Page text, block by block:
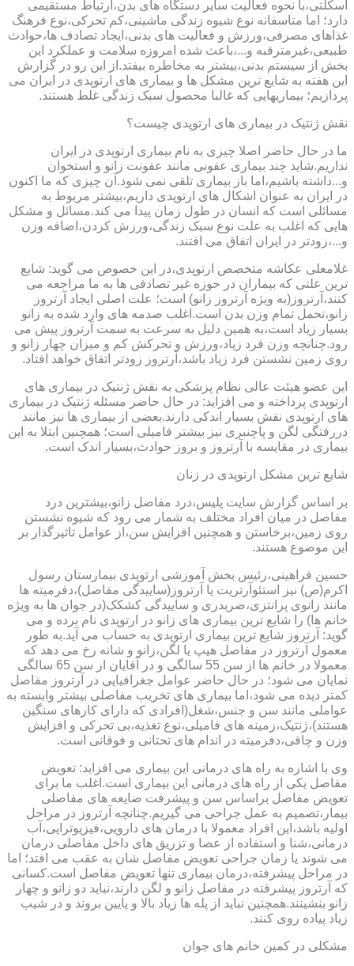
اسکلتی،با نحوه فعالیت سایر دستگاه های بدن،ارتباط مستقیمی
دارد؛ اما متاسفانه نوع شیوه زندگی ماشینی،کم تحرکی،نوع فرهنگ
غذاهای مصرفی،ورزش و فعالیت های بدنی،ایجاد تصادف ها،حوادث
طبیعی،غیرمترقبه و...،باعث شده امروزه سلامت و عملکرد این
بخش از سیستم بدنی،بیشتر به مخاطره بیفتد.از این رو در گزارش
این هفته به شایع ترین مشکل ها و بیماری های ارتوپدی در ایران می
پردازیم؛ بیماریهایی که غالبا محصول سبک زندگی غلط هستند.
نقش ژنتیک در بیماری های ارتوپدی چیست؟
ما در حال حاضر اصلا چیزی به نام بیماری ارتوپدی در ایران
نداریم.شاید چند بیماری عفونی مانند عفونت زانو و استخوان
و...داشته باشیم،اما باز بیماری تلقی نمی شود.آن چیزی که ما اکنون
در ایران به عنوان اشکال های ارتوپدی داریم،بیشتر مربوط به
مسائلی است که انسان در طول زمان پیدا می کند.مسائل و مشکل
هایی که اغلب به علت نوع سبک زندگی،ورزش کردن،اضافه وزن
و...،زودتر در ایران اتفاق می افتند.
غلامعلی عکاشه متخصص ارتوپدی،در این خصوص می گوید: شایع
ترین علتی که بیماران در حوزه غیر تصادفی ها به ما مراجعه می
کنند،آرتروز(به ویژه آرتروز زانو) است؛ علت اصلی ایجاد آرتروز
زانو،تحمل تمام وزن بدن است.اغلب صدمه های وارد شده به زانو
بسیار زیاد است،به همین دلیل به سرعت به سمت آرتروز پیش می
رود.چنانچه وزن فرد زیاد،ورزش و تحرکش کم و میزان چهار زانو و
روی زمین نشستن فرد زیاد باشد،آرتروز زودتر اتفاق خواهد افتاد.
این عضو هیئت عالی نظام پزشکی به نقش ژنتیک در بیماری های
ارتوپدی پرداخته و می افزاید: در حال حاضر مسئله ژنتیک در بیماری
های ارتوپدی نقش بسیار اندکی دارند.بعضی از بیماری ها نیز مانند
دررفتگی لگن و پاچنبری نیز بیشتر فامیلی است؛ همچنین ابتلا به این
بیماری در مقایسه با آرتروز و بروز حوادث،بسیار اندک است.
شایع ترین مشکل ارتوپدی در زنان
بر اساس گزارش سایت پلیس،درد مفاصل زانو،بیشترین درد
مفاصل در میان افراد مختلف به شمار می رود که شیوه نشستن
روی زمین،برخاستن و همچنین افزایش سن،از عوامل تاثیرگذار بر
این موضوع هستند.
حسین فراهینی،رئیس بخش آموزشی ارتوپدی بیمارستان رسول
اکرم(ص) نیز استئوآرتریت یا آرتروز(ساییدگی مفاصل)،دفرمیته ها
مانند زانوی پرانتزی،ضربدری و ساییدگی کشکک(در جوان ها به ویژه
خانم ها) را شایع ترین بیماری های زانو در ارتوپدی نام برده و می
گوید: آرتروز شایع ترین بیماری ارتوپدی به حساب می آید.به طور
معمول آرتروز در مفاصل هیپ یا لگن،زانو و شانه رخ می دهد که
معمولا در خانم ها از سن 55 سالگی و در آقایان از سن 65 سالگی
نمایان می شود؛ در حال حاضر عوامل جغرافیایی در آرتروز مفاصل
کمتر دیده می شود،اما بیماری های تخریب مفاصلی بیشتر وابسته به
عواملی مانند سن و جنس،شغل(افرادی که دارای کارهای سنگین
هستند)،ژنتیک،زمینه های فامیلی،نوع تغذیه،بی تحرکی و افزایش
وزن و چاقی،دفرمیته در اندام های تحتانی و فوقانی است.
وی با اشاره به راه های درمانی این بیماری می افزاید: تعویض
مفاصل یکی از راه های درمانی این بیماری است.اغلب ما برای
تعویض مفاصل براساس سن و پیشرفت ضایعه های مفاصلی
بیمار،تصمیم به عمل جراحی می گیریم.چنانچه آرتروز در مراحل
اولیه باشد،این افراد معمولا با درمان های دارویی،فیزیوتراپی،آب
درمانی،شنا و استفاده از عصا و تزریق های داخل مفاصلی درمان
می شوند یا زمان جراحی تعویض مفاصل شان به عقب می افتد؛ اما
در مراحل پیشرفته،درمان بیماری تنها تعویض مفاصل است.کسانی
که آرتروز پیشرفته در مفاصل زانو و لگن دارند،نباید دو زانو و چهار
زانو بنشینند.همچنین نباید از پله ها زیاد بالا و پایین بروند و در شیب
زیاد پیاده روی کنند.
مشکلی در کمین خانم های جوان